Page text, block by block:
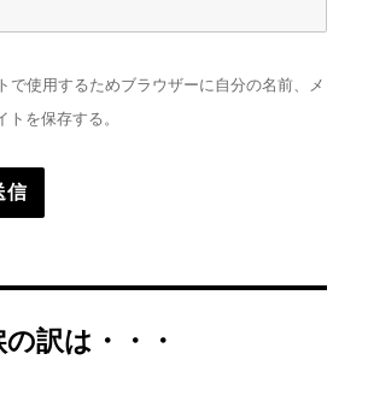
で使用するためブラウザーに自分の名前、メ
を保存する。
訳は・・・